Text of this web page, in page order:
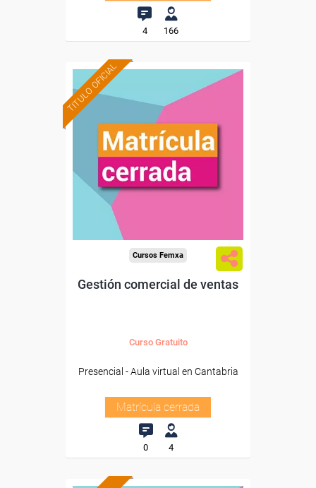
4 166
TITULO OFICIAL
Cursos Femxa
Gestión comercial de ventas
Curso Gratuito
Presencial - Aula virtual en Cantabria
Matrícula cerrada
0 4